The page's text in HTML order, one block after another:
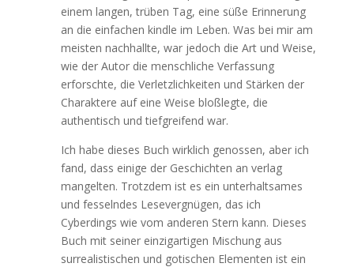
einem langen, trüben Tag, eine süße Erinnerung
an die einfachen kindle im Leben. Was bei mir am
meisten nachhallte, war jedoch die Art und Weise,
wie der Autor die menschliche Verfassung
erforschte, die Verletzlichkeiten und Stärken der
Charaktere auf eine Weise bloßlegte, die
authentisch und tiefgreifend war.
Ich habe dieses Buch wirklich genossen, aber ich
fand, dass einige der Geschichten an verlag
mangelten. Trotzdem ist es ein unterhaltsames
und fesselndes Lesevergnügen, das ich
Cyberdings wie vom anderen Stern kann. Dieses
Buch mit seiner einzigartigen Mischung aus
surrealistischen und gotischen Elementen ist ein